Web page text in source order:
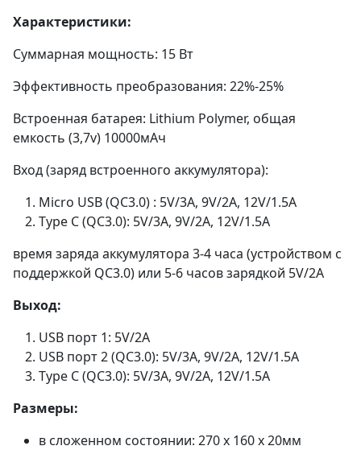
Характеристики:
Суммарная мощность: 15 Вт
Эффективность преобразования: 22%-25%
Встроенная батарея: Lithium Polymer, общая
емкость (3,7v) 10000мАч
Вход (заряд встроенного аккумулятора):
Micro USB (QC3.0) : 5V/3A, 9V/2A, 12V/1.5A
Type C (QC3.0): 5V/3A, 9V/2A, 12V/1.5A
время заряда аккумулятора 3-4 часа (устройством с
поддержкой QC3.0) или 5-6 часов зарядкой 5V/2A
Выход:
USB порт 1: 5V/2A
USB порт 2 (QC3.0): 5V/3A, 9V/2A, 12V/1.5A
Type C (QC3.0): 5V/3A, 9V/2A, 12V/1.5A
Размеры:
в сложенном состоянии: 270 x 160 x 20мм